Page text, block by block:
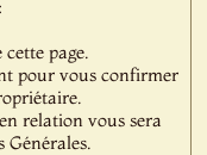
page.
pour vous confirmer
relation vous sera
Générales.